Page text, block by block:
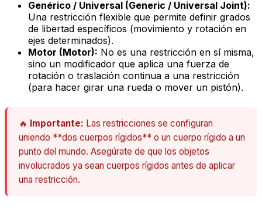
Genérico / Universal (Generic / Universal Joint):
Una restricción flexible que permite definir grados
de libertad específicos (movimiento y rotación en
ejes determinados).
Motor (Motor): No es una restricción en sí misma,
sino un modificador que aplica una fuerza de
rotación o traslación continua a una restricción
(para hacer girar una rueda o mover un pistón).
🔥 Importante: Las restricciones se configuran
uniendo **dos cuerpos rígidos** o un cuerpo rígido a un
punto del mundo. Asegúrate de que los objetos
involucrados ya sean cuerpos rígidos antes de aplicar
una restricción.